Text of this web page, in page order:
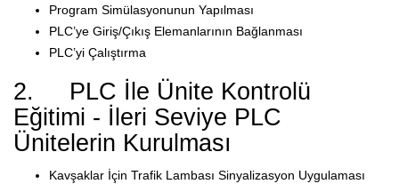
Program Simülasyonunun Yapılması
PLC’ye Giriş/Çıkış Elemanlarının Bağlanması
PLC’yi Çalıştırma
2. PLC İle Ünite Kontrolü
Eğitimi - İleri Seviye PLC
Ünitelerin Kurulması
Kavşaklar İçin Trafik Lambası Sinyalizasyon Uygulaması